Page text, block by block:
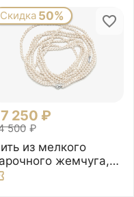
Скидка 50%
500 ₽
250 ₽
из мелкого
жемчуга,